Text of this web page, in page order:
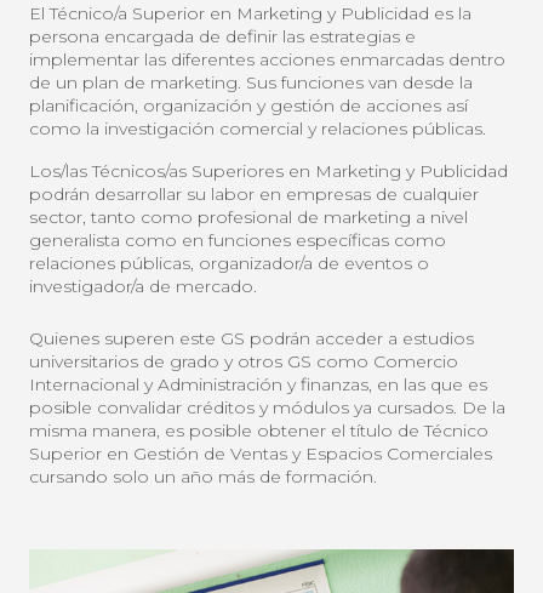
El Técnico/a Superior en Marketing y Publicidad es la
persona encargada de definir las estrategias e
implementar las diferentes acciones enmarcadas dentro
de un plan de marketing. Sus funciones van desde la
planificación, organización y gestión de acciones así
como la investigación comercial y relaciones públicas.
Los/las Técnicos/as Superiores en Marketing y Publicidad
podrán desarrollar su labor en empresas de cualquier
sector, tanto como profesional de marketing a nivel
generalista como en funciones específicas como
relaciones públicas, organizador/a de eventos o
investigador/a de mercado.
Quienes superen este GS podrán acceder a estudios
universitarios de grado y otros GS como Comercio
Internacional y Administración y finanzas, en las que es
posible convalidar créditos y módulos ya cursados. De la
misma manera, es posible obtener el título de Técnico
Superior en Gestión de Ventas y Espacios Comerciales
cursando solo un año más de formación.